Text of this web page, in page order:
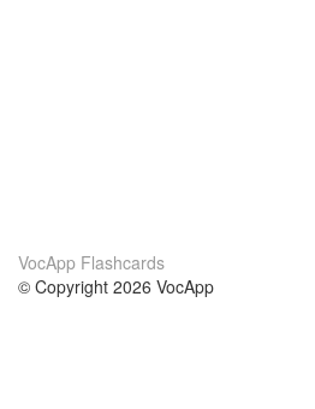
VocApp Flashcards
© Copyright 2026 VocApp